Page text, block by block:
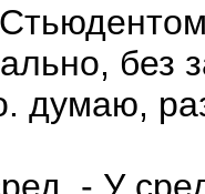
без
думаю,